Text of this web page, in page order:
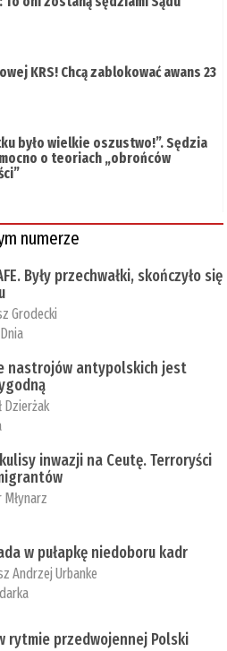
KRS! Chcą zablokować awans 23
było wielkie oszustwo!”. Sędzia
o teoriach „obrońców
numerze
Były przechwałki, skończyło się
Grodecki
nastrojów antypolskich jest
Dzierżak
inwazji na Ceutę. Terroryści
w pułapkę niedoboru kadr
Andrzej Urbanke
rytmie przedwojennej Polski